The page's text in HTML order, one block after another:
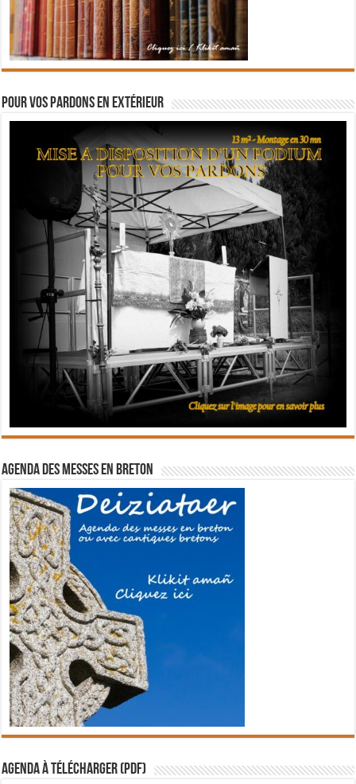
Pour vos pardons en extérieur
Agenda des messes en breton
Agenda à télécharger (PDF)